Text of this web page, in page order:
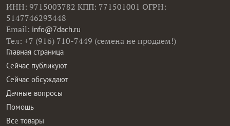
ИНН: 9715003782 КПП: 771501001 ОГРН:
5147746293448
Email: info@7dach.ru
Тел: +7 (916) 710-7449 (семена не продаем!)
Главная страница
Сейчас публикуют
Сейчас обсуждают
Дачные вопросы
Помощь
Все товары